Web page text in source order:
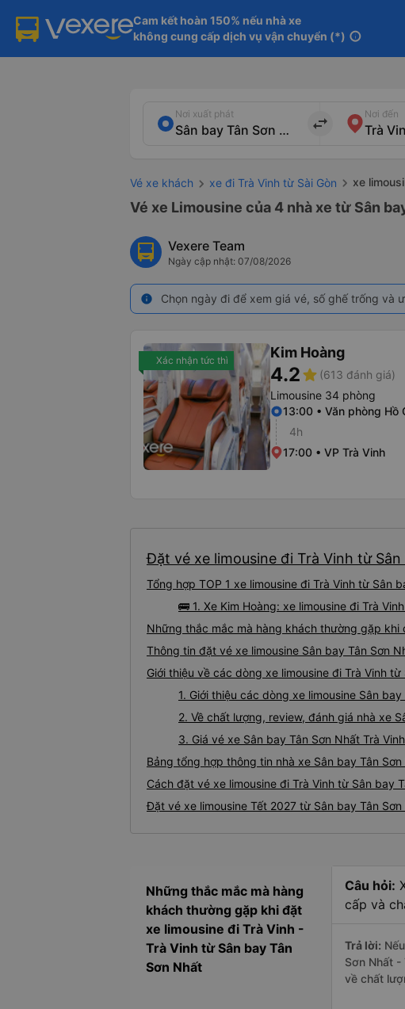
Cam kết hoàn 150% nếu nhà xe
không cung cấp dịch vụ vận chuyển (*) info
Nơi xuất phát
import_export
Nơi đến
Vé xe khách xe đi Trà Vinh từ Sài Gòn xe
Vé xe Limousine của 4 nhà xe từ Sân
Vexere Team
Ngày cập nhật: 07/08/2026
info Chọn ngày đi để xem giá vé, số ghế trống và
Xác nhận tức thì Kim Hoàng
4.2star (613 đánh giá)
Limousine 34 phòng
13:00 • Văn phòng Hồ
4h
17:00 • VP Trà Vinh
Đặt vé xe limousine đi Trà Vinh từ
Tổng hợp TOP 1 xe limousine đi Trà Vinh từ Sân
🚌 1. Xe Kim Hoàng: xe limousine đi Trà
Những thắc mắc mà hàng khách thường gặp khi
Thông tin đặt vé xe limousine Sân bay Tân Sơn
Giới thiệu về các dòng xe limousine đi Trà Vinh
1. Giới thiệu các dòng xe limousine Sân
2. Về chất lượng, review, đánh giá nhà xe
3. Giá vé xe Sân bay Tân Sơn Nhất Trà Vinh
Bảng tổng hợp thông tin nhà xe Sân bay Tân
Cách đặt vé xe limousine đi Trà Vinh từ Sân bay
Đặt vé xe limousine Tết 2027 từ Sân bay Tân
Những thắc mắc mà hàng
khách thường gặp khi đặt
xe limousine đi Trà Vinh -
Trà Vinh từ Sân bay Tân
Sơn Nhất
Câu hỏi:
cấp và
Trả lời:
Sơn Nhất -
về chất